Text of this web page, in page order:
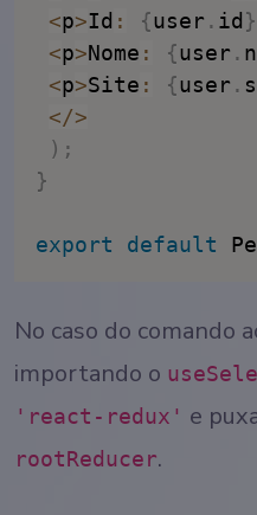
<p>Id : {user . id }
<p>Nome : {user .
<p>Site : {user .
</>
) ;
}
export default
No caso do comando
importando o
'react-redux' e
rootReducer.